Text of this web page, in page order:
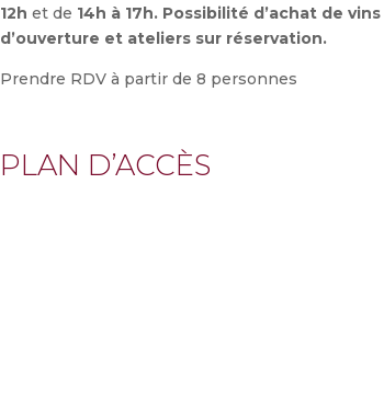
12h et de 14h à 17h. Possibilité d’achat de
d’ouverture et ateliers sur réservation.
Prendre RDV à partir de 8 personnes
PLAN D’ACCÈS